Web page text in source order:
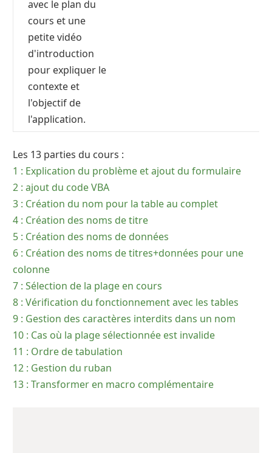
avec le plan du
cours et une
petite vidéo
d'introduction
pour expliquer le
contexte et
l'objectif de
l'application.
Les 13 parties du cours :
1 : Explication du problème et ajout du formulaire
2 : ajout du code VBA
3 : Création du nom pour la table au complet
4 : Création des noms de titre
5 : Création des noms de données
6 : Création des noms de titres+données pour une
colonne
7 : Sélection de la plage en cours
8 : Vérification du fonctionnement avec les tables
9 : Gestion des caractères interdits dans un nom
10 : Cas où la plage sélectionnée est invalide
11 : Ordre de tabulation
12 : Gestion du ruban
13 : Transformer en macro complémentaire